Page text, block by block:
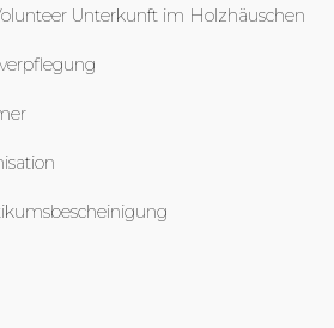
Unterkunft im Holzhäuschen